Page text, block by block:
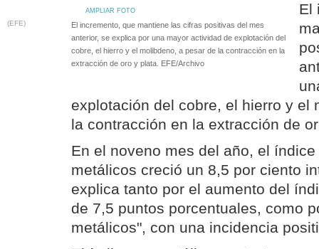
AMPLIAR FOTO
(EFE)
El incremento, que mantiene las cifras positivas del mes
anterior, se explica por una mayor actividad de explotación del
cobre, el hierro y el molibdeno, a pesar de la contracción en la
extracción de oro y plata. EFE/Archivo
El
explotación del cobre, el hierro y el
la contracción en la extracción de
En el noveno mes del año, el
metálicos creció un 8,5 por ciento
explica tanto por el aumento del
de 7,5 puntos porcentuales, como
metálicos", con una incidencia